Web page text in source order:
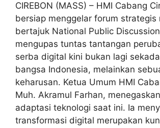
CIREBON (MASS) – HMI Cabang
bersiap menggelar forum strategis
bertajuk National Public
mengupas tuntas tantangan
serba digital kini bukan lagi
bangsa Indonesia, melainkan
keharusan. Ketua Umum HMI
Muh. Akramul Farhan,
adaptasi teknologi saat ini. Ia
transformasi digital merupakan